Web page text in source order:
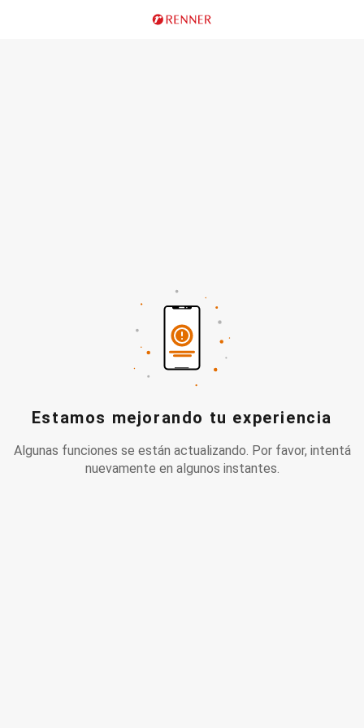
Estamos mejorando tu experiencia
Algunas funciones se están actualizando. Por favor, intentá
nuevamente en algunos instantes.